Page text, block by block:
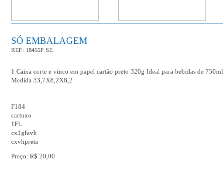
SÓ EMBALAGEM
REF: 18455P SE
1 Caixa corte e vinco em papel cartão preto 320g Ideal para bebidas de 750ml
Medida 33,7X8,2X8,2
F184
cartuxo
1FL
cx1gfavh
cxvhpreta
Preço: R$ 20,00